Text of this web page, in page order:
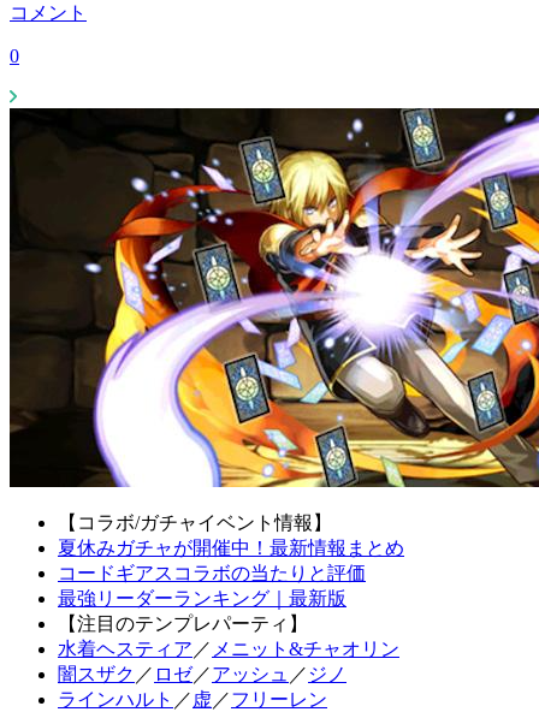
コメント
0
【コラボ/ガチャイベント情報】
夏休みガチャが開催中！最新情報まとめ
コードギアスコラボの当たりと評価
最強リーダーランキング｜最新版
【注目のテンプレパーティ】
水着ヘスティア ／ メニット&チャオリン
闇スザク ／ ロゼ／アッシュ ／ ジノ
ラインハルト ／ 虚 ／フリーレン